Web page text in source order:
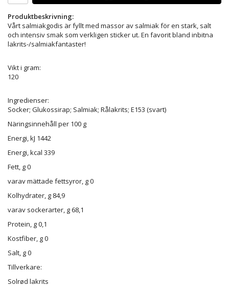
Produktbeskrivning:
Vårt salmiakgodis är fyllt med massor av salmiak för en stark, salt
och intensiv smak som verkligen sticker ut. En favorit bland inbitna
lakrits-/salmiakfantaster!
Vikt i gram:
120
Ingredienser:
Socker; Glukossirap; Salmiak; Rålakrits; E153 (svart)
Näringsinnehåll per 100 g
Energi, kJ 1442
Energi, kcal 339
Fett, g 0
varav mättade fettsyror, g 0
Kolhydrater, g 84,9
varav sockerarter, g 68,1
Protein, g 0,1
Kostfiber, g 0
Salt, g 0
Tillverkare:
Solrød lakrits